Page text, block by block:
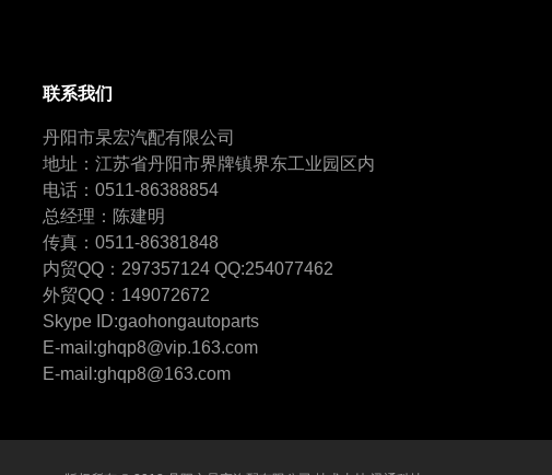
联系我们
丹阳市杲宏汽配有限公司
地址：江苏省丹阳市界牌镇界东工业园区内
电话：0511-86388854
总经理：陈建明
传真：0511-86381848
内贸QQ：297357124 QQ:254077462
外贸QQ：149072672
Skype ID:gaohongautoparts
E-mail:ghqp8@vip.163.com
E-mail:ghqp8@163.com